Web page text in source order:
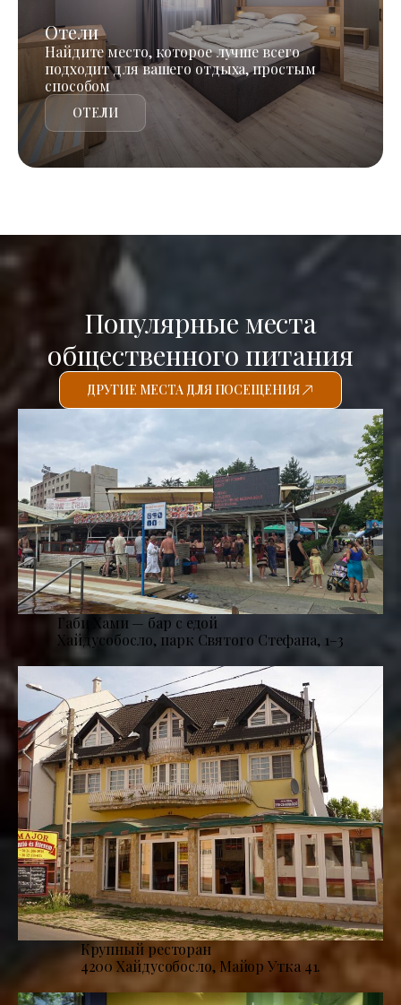
Отели
Найдите место, которое лучше всего
подходит для вашего отдыха, простым
способом
ОТЕЛИ
Популярные места
общественного питания
ДРУГИЕ МЕСТА ДЛЯ ПОСЕЩЕНИЯ
Габи Хами — бар с едой
Хайдусобосло, парк Святого Стефана, 1–3
Крупный ресторан
4200 Хайдусобосло, Майор Утка 41.